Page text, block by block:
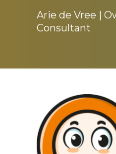
Arie de Vree |
Consultant